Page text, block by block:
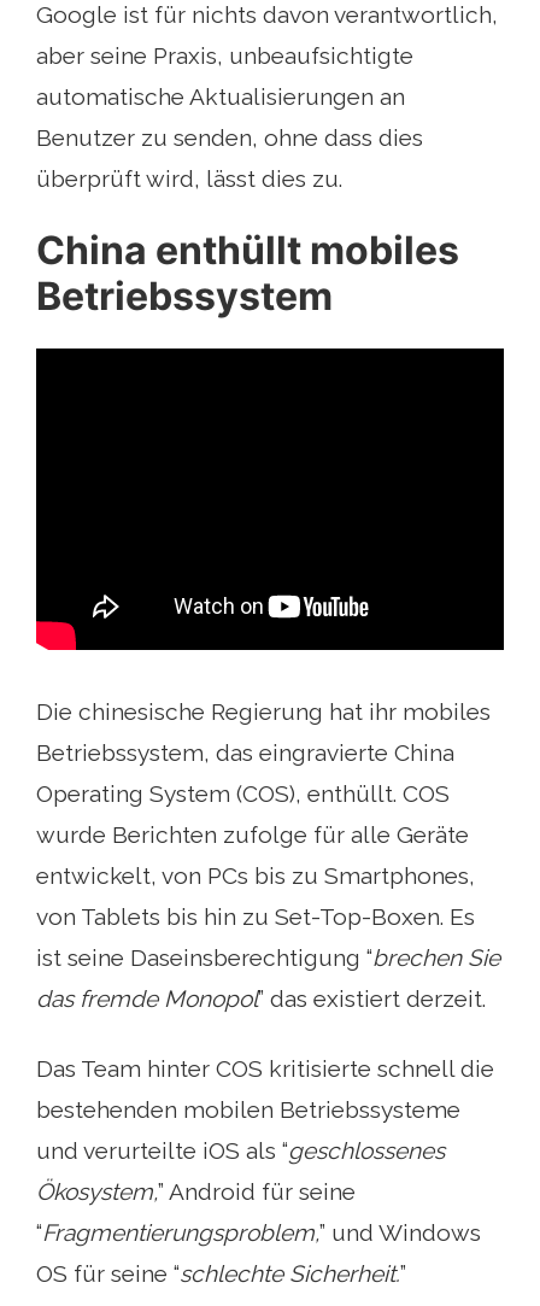
Google ist für nichts davon verantwortlich,
aber seine Praxis, unbeaufsichtigte
automatische Aktualisierungen an
Benutzer zu senden, ohne dass dies
überprüft wird, lässt dies zu.
China enthüllt mobiles
Betriebssystem
Die chinesische Regierung hat ihr mobiles
Betriebssystem, das eingravierte China
Operating System (COS), enthüllt. COS
wurde Berichten zufolge für alle Geräte
entwickelt, von PCs bis zu Smartphones,
von Tablets bis hin zu Set-Top-Boxen. Es
ist seine Daseinsberechtigung “brechen Sie
das fremde Monopol” das existiert derzeit.
Das Team hinter COS kritisierte schnell die
bestehenden mobilen Betriebssysteme
und verurteilte iOS als “geschlossenes
Ökosystem,” Android für seine
“Fragmentierungsproblem,” und Windows
OS für seine “schlechte Sicherheit.”